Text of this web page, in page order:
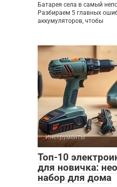
Батарея села в самый
Разбираем 5 главных
аккумуляторов, чтобы
Инструменты
Топ-10
для новичка:
набор для дома